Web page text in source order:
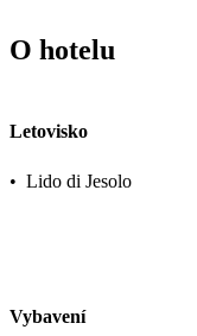
O hotelu
Letovisko
• Lido di Jesolo
Vybavení